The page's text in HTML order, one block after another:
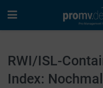
RWI/ISL-
Index: